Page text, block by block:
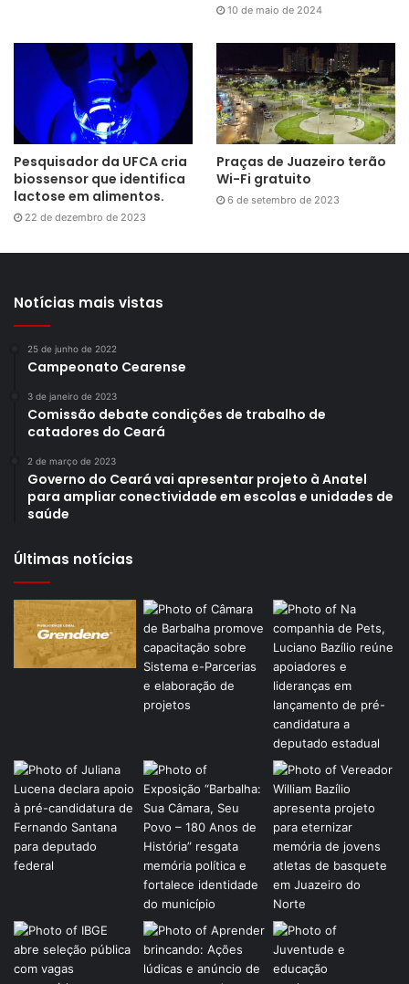
10 de maio de 2024
Pesquisador da UFCA cria
biossensor que identifica
lactose em alimentos.
22 de dezembro de 2023
Praças de Juazeiro terão
Wi-Fi gratuito
6 de setembro de 2023
Notícias mais vistas
25 de junho de 2022
Campeonato Cearense
3 de janeiro de 2023
Comissão debate condições de trabalho de
catadores do Ceará
2 de março de 2023
Governo do Ceará vai apresentar projeto à Anatel
para ampliar conectividade em escolas e unidades de
saúde
Últimas notícias